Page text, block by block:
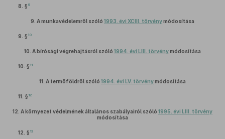
8. § 9
9. A munkavédelemről szóló 1993. évi XCIII. törvénymódosítása
9. § 10
10. A bírósági végrehajtásról szóló 1994. évi LIII. törvénymódosítása
10. § 11
11. A termőföldről szóló 1994. évi LV. törvénymódosítása
11. § 12
12. A környezet védelmének általános szabályairól szóló 1995. évi LIII. törvény
módosítása
12. § 13